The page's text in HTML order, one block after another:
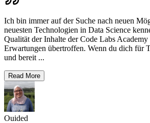
Ich bin immer auf der Suche nach neuen
neuesten Technologien in Data Science
Qualität der Inhalte der Code Labs Academy
Erwartungen übertroffen. Wenn du dich für
und bereit ...
Read More
Ouided